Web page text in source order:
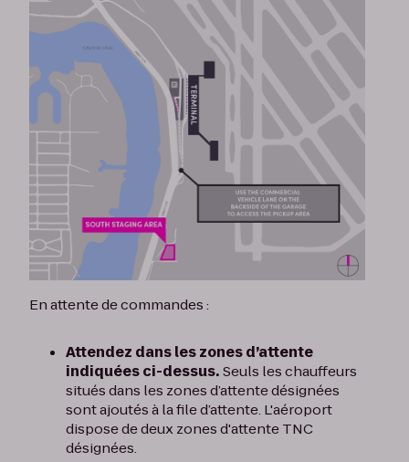
En attente de commandes :
Attendez dans les zones d’attente
indiquées ci-dessus.Seuls les chauffeurs
situés dans les zones d’attente désignées
sont ajoutés à la file d’attente. L'aéroport
dispose de deux zones d'attente TNC
désignées.